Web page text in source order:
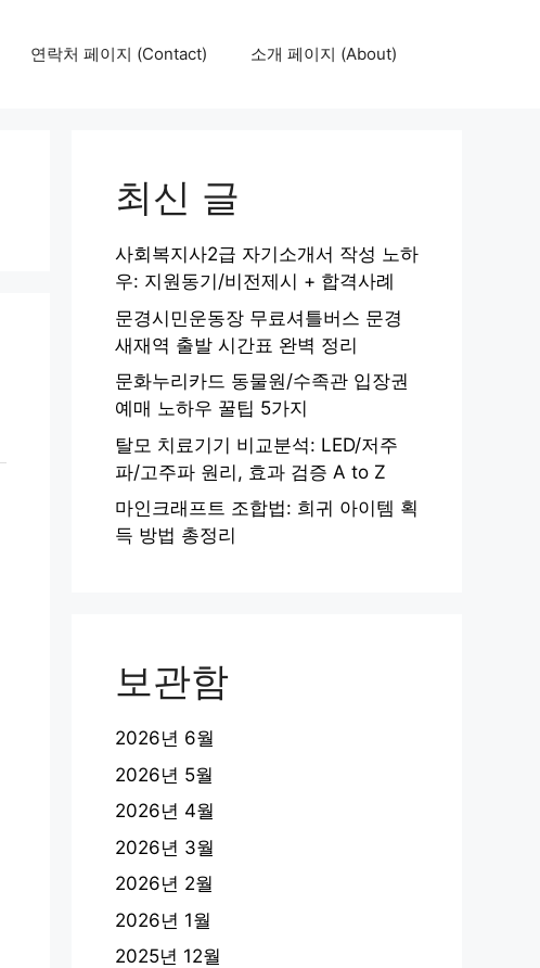
연락처 페이지 (Contact) 소개 페이지 (About)
최신 글
사회복지사2급 자기소개서 작성 노하
우: 지원동기/비전제시 + 합격사례
문경시민운동장 무료셔틀버스 문경
새재역 출발 시간표 완벽 정리
문화누리카드 동물원/수족관 입장권
예매 노하우 꿀팁 5가지
탈모 치료기기 비교분석: LED/저주
파/고주파 원리, 효과 검증 A to Z
마인크래프트 조합법: 희귀 아이템 획
득 방법 총정리
보관함
2026년 6월
2026년 5월
2026년 4월
2026년 3월
2026년 2월
2026년 1월
2025년 12월